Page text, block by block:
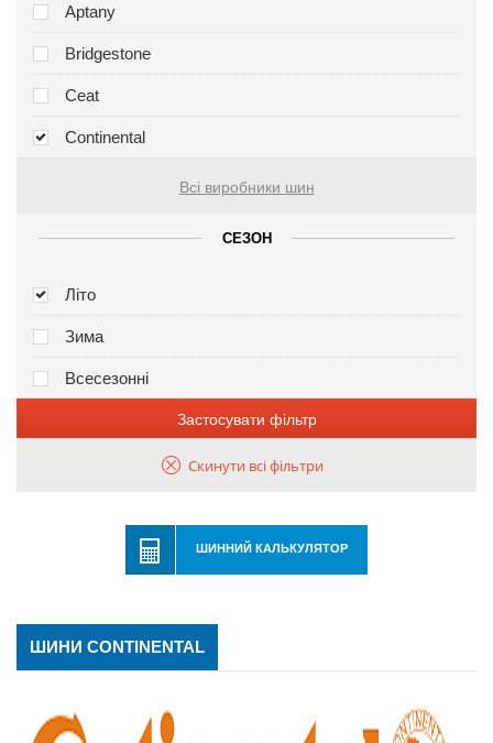
Aptany
Bridgestone
Ceat
Continental
Всі виробники шин
СЕЗОН
Літо
Зима
Всесезонні
Застосувати фільтр
Скинути всі фільтри
ШИННИЙ КАЛЬКУЛЯТОР
ШИНИ CONTINENTAL